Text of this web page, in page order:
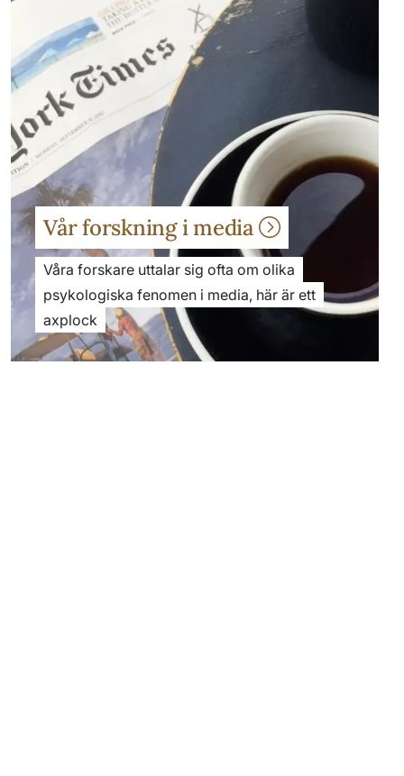
Vår forskning i media
Våra forskare uttalar sig ofta om olika
psykologiska fenomen i media, här är ett
axplock